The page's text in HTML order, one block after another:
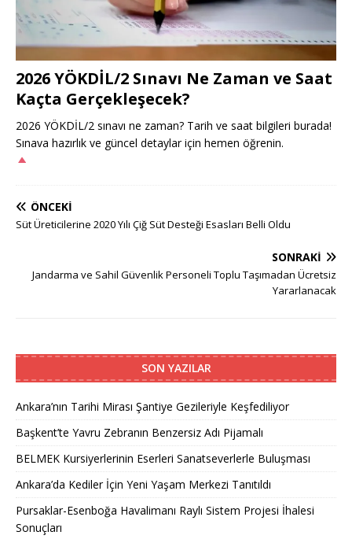
2026 YÖKDİL/2 Sınavı Ne Zaman ve Saat
Kaçta Gerçekleşecek?
2026 YÖKDİL/2 sınavı ne zaman? Tarih ve saat bilgileri burada!
Sınava hazırlık ve güncel detaylar için hemen öğrenin.
ÖNCEKI
Süt Üreticilerine 2020 Yılı Çiğ Süt Desteği Esasları Belli Oldu
SONRAKI
Jandarma ve Sahil Güvenlik Personeli Toplu Taşımadan Ücretsiz
Yararlanacak
SON YAZILAR
Ankara’nın Tarihi Mirası Şantiye Gezileriyle Keşfediliyor
Başkent’te Yavru Zebranın Benzersiz Adı Pijamalı
BELMEK Kursiyerlerinin Eserleri Sanatseverlerle Buluşması
Ankara’da Kediler İçin Yeni Yaşam Merkezi Tanıtıldı
Pursaklar-Esenboğa Havalimanı Raylı Sistem Projesi İhalesi
Sonuçları